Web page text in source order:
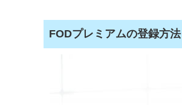
FODプレミアムの登録方法